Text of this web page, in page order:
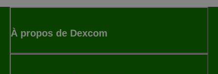
À propos de Dexcom